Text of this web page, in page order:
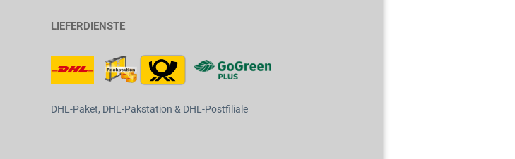
LIEFERDIENSTE
DHL-Paket, DHL-Pakstation & DHL-Postfiliale